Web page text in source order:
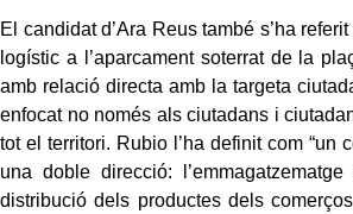
El candidat d’Ara Reus també s’ha
logístic a l’aparcament soterrat de la
amb relació directa amb la targeta
enfocat no només als ciutadans i
tot el territori. Rubio l’ha definit com “un
una doble direcció:
distribució dels productes dels